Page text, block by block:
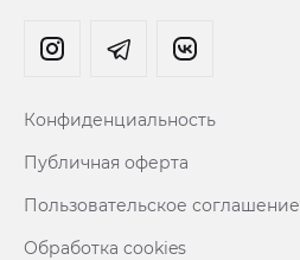
Конфиденциальность
Публичная оферта
Пользовательское соглашение
Обработка cookies